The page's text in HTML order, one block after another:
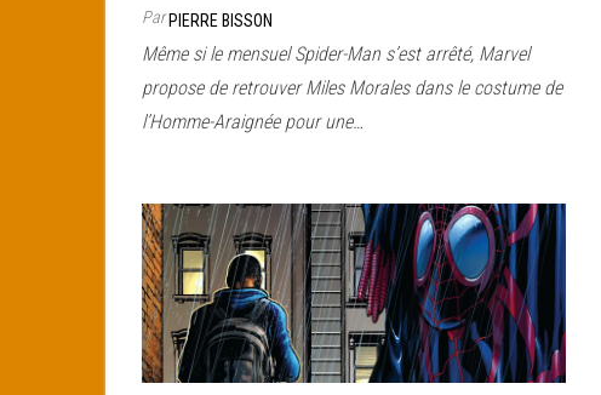
ParPIERRE BISSON
Même si le mensuel Spider-Man s’est arrêté, Marvel
propose de retrouver Miles Morales dans le costume de
l’Homme-Araignée pour une…